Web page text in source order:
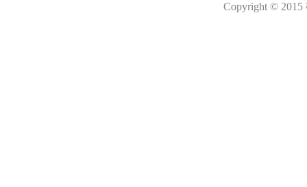
Copyright ©